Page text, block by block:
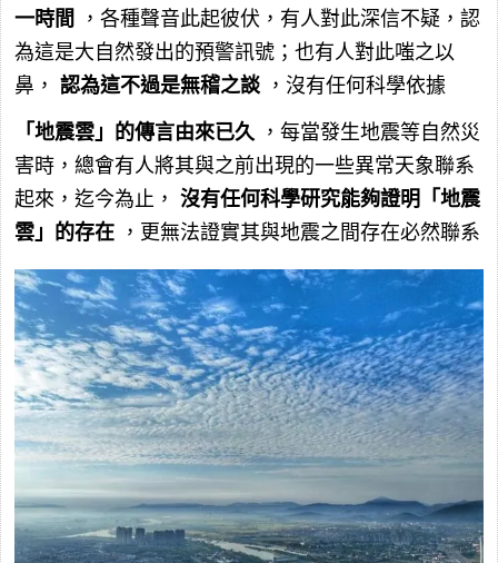
一時間
，各種聲音此起彼伏，有人對此深信不疑，認
為這是大自然發出的預警訊號；也有人對此嗤之以
鼻， 認為這不過是無稽之談 ，沒有任何科學依據
「地震雲」的傳言由來已久
，每當發生地震等自然災
害時，總會有人將其與之前出現的一些異常天象聯系
起來，迄今為止， 沒有任何科學研究能夠證明「地震
雲」的存在 ，更無法證實其與地震之間存在必然聯系